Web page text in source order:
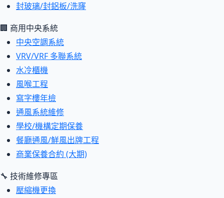
封玻璃/封鋁板/洗窿
🏢 商用中央系統
中央空調系統
VRV/VRF 多聯系統
水冷櫃機
風喉工程
寫字樓年檢
通風系統維修
學校/機構定期保養
餐廳通風/鮮風出牌工程
商業保養合約 (大期)
🔧 技術維修專區
壓縮機更換